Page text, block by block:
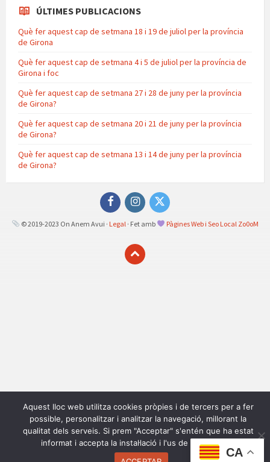
ÚLTIMES PUBLICACIONS
Què fer aquest cap de setmana 18 i 19 de juliol per la província
de Girona
Què fer aquest cap de setmana 4 i 5 de juliol per la província de
Girona i foc
Què fer aquest cap de setmana 27 i 28 de juny per la província
de Girona?
Què fer aquest cap de setmana 20 i 21 de juny per la província
de Girona?
Què fer aquest cap de setmana 13 i 14 de juny per la província
de Girona?
FacebookInstagramTwitter
© 2019-2023 On Anem Avui · Legal · Fet amb Pàgines Web i Seo Local Zo0oM
CA
Aquest lloc web utilitza cookies pròpies i de tercers per a fer
possible, personalitzar i analitzar la navegació, millorant la
qualitat dels serveis. Si prem "Acceptar" s'entén que ha estat
informat i accepta la instal·lació i l'us de les cookies.